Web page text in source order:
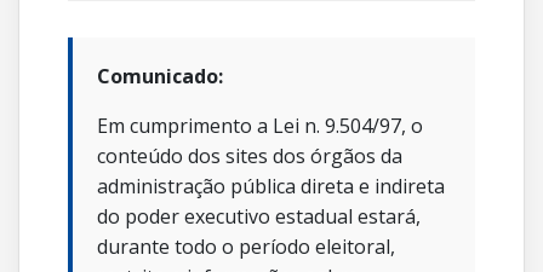
Comunicado:
Em cumprimento a Lei n. 9.504/97, o
conteúdo dos sites dos órgãos da
administração pública direta e indireta
do poder executivo estadual estará,
durante todo o período eleitoral,